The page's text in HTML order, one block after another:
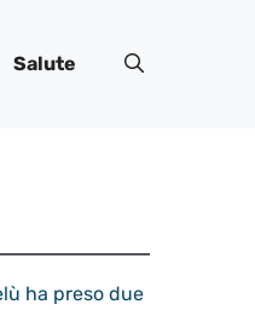
Salute
ha preso due